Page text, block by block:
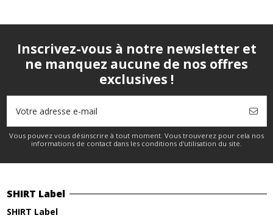
Inscrivez-vous à notre newsletter et
ne manquez aucune de nos offres
exclusives !
Vous pouvez vous désinscrire à tout moment. Vous trouverez pour cela nos
informations de contact dans les conditions d'utilisation du site.
SHIRT Label
SHIRT Label